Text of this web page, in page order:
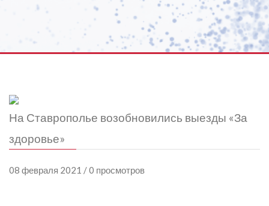
На Ставрополье возобновились выезды «За
здоровье»
08 февраля 2021 / 0 просмотров